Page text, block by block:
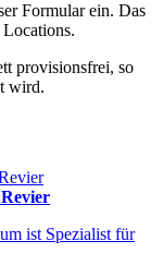
Formular ein. Das
provisionsfrei, so
wird.
ist Spezialist für